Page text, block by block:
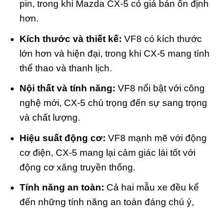
pin, trong khi Mazda CX-5 có giá bán ổn định
hơn.
Kích thước và thiết kế: VF8 có kích thước
lớn hơn và hiện đại, trong khi CX-5 mang tính
thể thao và thanh lịch.
Nội thất và tính năng: VF8 nổi bật với công
nghệ mới, CX-5 chú trọng đến sự sang trọng
và chất lượng.
Hiệu suất động cơ: VF8 mạnh mẽ với động
cơ điện, CX-5 mang lại cảm giác lái tốt với
động cơ xăng truyền thống.
Tính năng an toàn: Cả hai mẫu xe đều kể
đến những tính năng an toàn đáng chú ý,